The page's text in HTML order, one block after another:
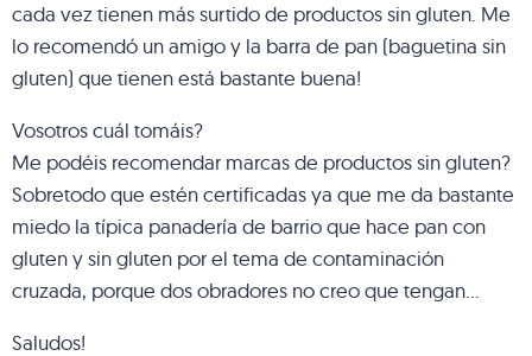
cada vez tienen más surtido de productos sin gluten. Me
lo recomendó un amigo y la barra de pan (baguetina sin
gluten) que tienen está bastante buena!
Vosotros cuál tomáis?
Me podéis recomendar marcas de productos sin gluten?
Sobretodo que estén certificadas ya que me da bastante
miedo la típica panadería de barrio que hace pan con
gluten y sin gluten por el tema de contaminación
cruzada, porque dos obradores no creo que tengan…
Saludos!